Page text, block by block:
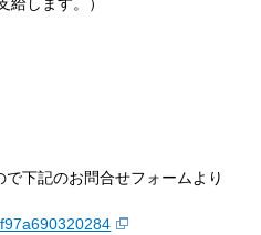
下記のお問合せフォームより